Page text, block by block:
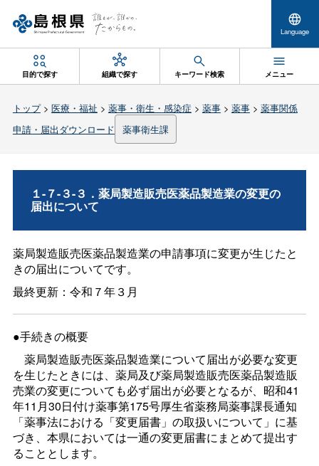
Language
目的で探す 組織で探す キーワード検索 メニュー
トップ> 医療・福祉 > 薬事・衛生・感染症 > 薬事> 薬事> 薬事関係
申請・届出ダウンロード
薬事衛生課
１-７-３-３．薬局製造販売医薬品製造業の変更の
届出について
薬局製造販売医薬品製造業の申請事項に変更が生じたと
きの届出についてです。
最終更新：令和７年３月
●手続きの概要
薬局製造販売医薬品製造業について届出が必要な変更
を生じたときには、薬局及び薬局製造販売医薬品製造販
売業の変更についても必ず届出が必要となるが、昭和41
年11月30日付け薬事第175号厚生省薬務局薬事課長通知
「薬事法における「変更届書」の取扱いについて」に基
づき、本県においては一通の変更届書にまとめて提出す
ることとします。